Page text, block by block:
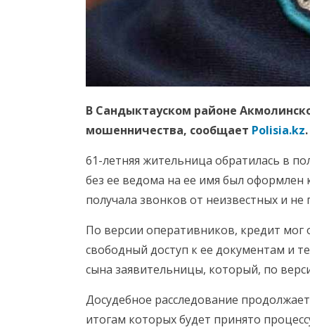
В Сандыктауском районе
мошенничества, сообщает Polisia.kz.
61-летняя жительница обратилась в
без ее ведома на ее имя был оформлен
получала звонков от неизвестных и
По версии оперативников, кредит
свободный доступ к ее документам и
сына заявительницы, который, по
Досудебное расследование
итогам которых будет принято